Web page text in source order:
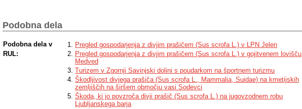
Podobna dela
Podobna dela v
RUL:
Pregled gospodarjenja z divjim prašičem (Sus scrofa L.) v LPN Jelen
Pregled gospodarjenja z divjim prašičem (Sus scrofa L.) v gojitvenem lovišču
Medved
Turizem v Zgornji Savinjski dolini s poudarkom na športnem turizmu
Škodljivost divjega prašiča (Sus scrofa L., Mammalia, Suidae) na kmetijskih
zemljiščih na širšem območju vasi Sodevci
Škoda, ki jo povzroča divji prašič (Sus scrofa L.) na jugovzodnem robu
Ljubljanskega barja